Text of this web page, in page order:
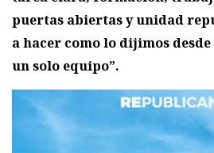
puertas abiertas y unidad
a hacer como lo dijimos
un solo equipo”.